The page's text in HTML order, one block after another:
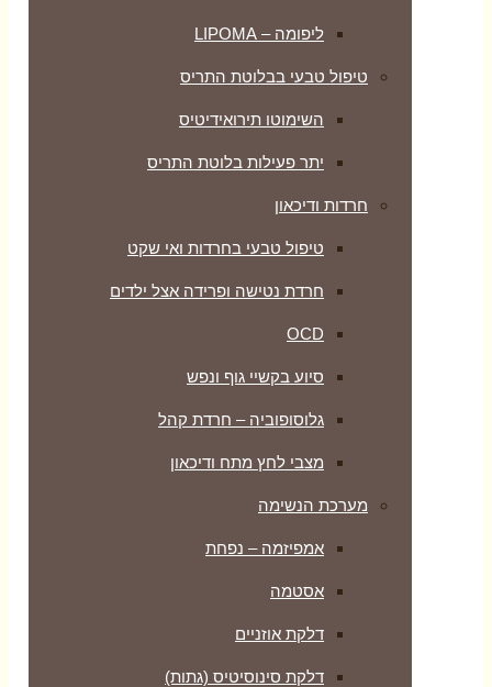
ליפומה – LIPOMA
טיפול טבעי בבלוטת התריס
השימוטו תירואידיטיס
יתר פעילות בלוטת התריס
חרדות ודיכאון
טיפול טבעי בחרדות ואי שקט
חרדת נטישה ופרידה אצל ילדים
OCD
סיוע בקשיי גוף ונפש
גלוסופוביה – חרדת קהל
מצבי לחץ מתח ודיכאון
מערכת הנשימה
אמפיזמה – נפחת
אסטמה
דלקת אוזניים
דלקת סינוסיטיס (גתות)